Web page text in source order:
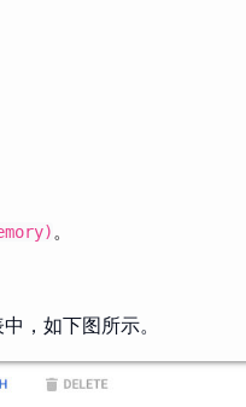
。
，如下图所示。